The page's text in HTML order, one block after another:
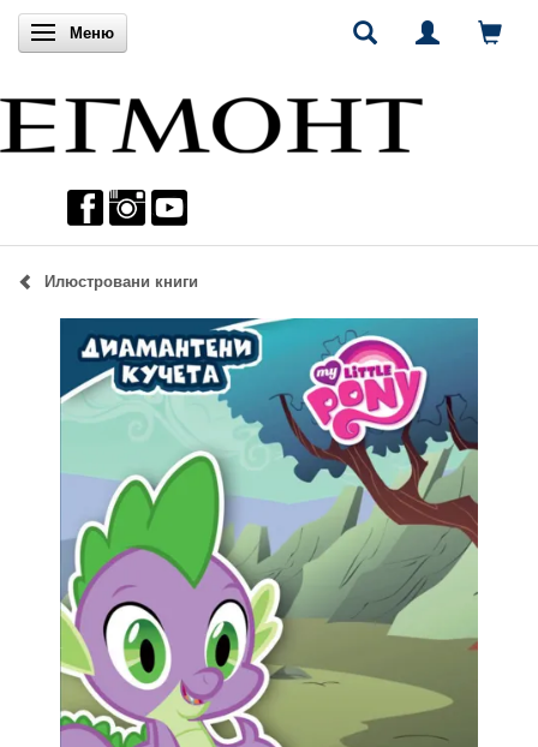
Включи навигацията
Меню
Илюстровани книги